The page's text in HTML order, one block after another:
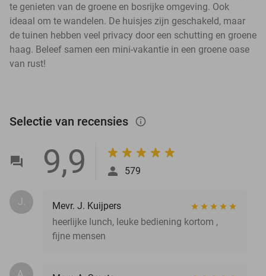
te genieten van de groene en bosrijke omgeving. Ook
ideaal om te wandelen. De huisjes zijn geschakeld, maar
de tuinen hebben veel privacy door een schutting en groene
haag. Beleef samen een mini-vakantie in een groene oase
van rust!
Selectie van recensies info_outlined
9,9 579
J.
Mevr. J. Kuijpers
heerlijke lunch, leuke bediening kortom ,
fijne mensen